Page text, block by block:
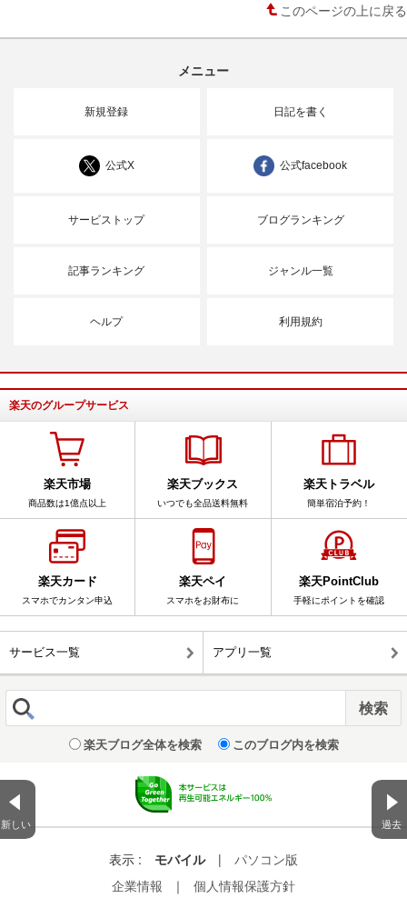
新しい 過去
このページの上に戻る
メニュー
新規登録 日記を書く
公式X 公式facebook
サービストップ ブログランキング
記事ランキング ジャンル一覧
ヘルプ 利用規約
楽天のグループサービス
楽天市場
商品数は1億点以上
楽天ブックス
いつでも全品送料無料
楽天トラベル
簡単宿泊予約！
楽天カード
スマホでカンタン申込
楽天ペイ
スマホをお財布に
楽天PointClub
手軽にポイントを確認
サービス一覧 アプリ一覧
楽天ブログ全体を検索 このブログ内を検索
表示 : モバイル |
パソコン版
企業情報
｜ 個人情報保護方針